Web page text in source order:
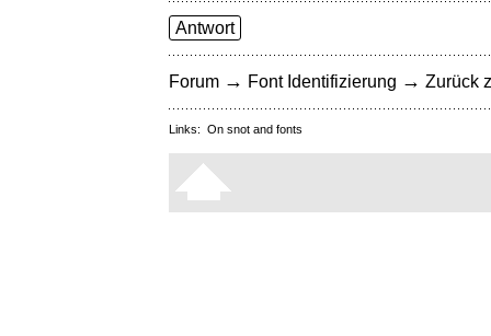
Antwort
Forum → Font Identifizierung → Zurück
Links: On snot and fonts